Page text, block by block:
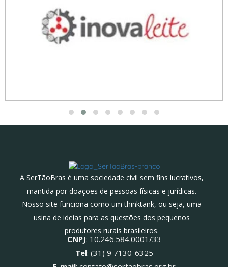
A SerTãoBras é uma sociedade civil sem fins lucrativos,
mantida por doações de pessoas físicas e jurídicas.
Nosso site funciona como um thinktank, ou seja, uma
usina de ideias para as questões dos pequenos
produtores rurais brasileiros.
CNPJ: 10.246.584.0001/33
Tel: (31) 9 7130-6325